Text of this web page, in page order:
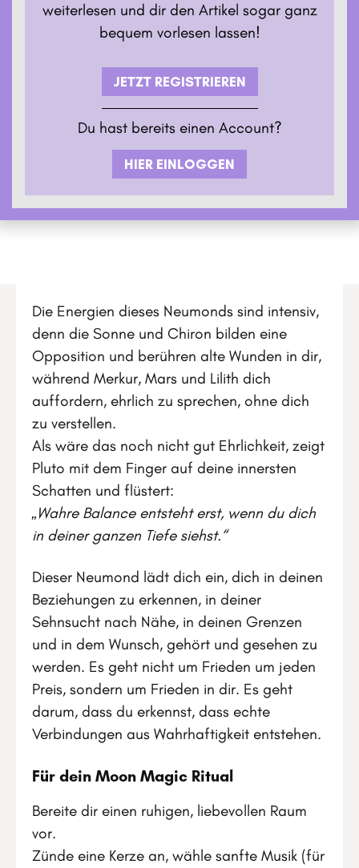
weiterlesen und dir den Artikel sogar ganz
bequem vorlesen lassen!
JETZT REGISTRIEREN
Du hast bereits einen Account?
HIER EINLOGGEN
Die Energien dieses Neumonds sind intensiv,
denn die Sonne und Chiron bilden eine
Opposition und berühren alte Wunden in dir,
während Merkur, Mars und Lilith dich
auffordern, ehrlich zu sprechen, ohne dich
zu verstellen.
Als wäre das noch nicht gut Ehrlichkeit, zeigt
Pluto mit dem Finger auf deine innersten
Schatten und flüstert:
„Wahre Balance entsteht erst, wenn du dich
in deiner ganzen Tiefe siehst.“
Dieser Neumond lädt dich ein, dich in deinen
Beziehungen zu erkennen, in deiner
Sehnsucht nach Nähe, in deinen Grenzen
und in dem Wunsch, gehört und gesehen zu
werden. Es geht nicht um Frieden um jeden
Preis, sondern um Frieden in dir. Es geht
darum, dass du erkennst, dass echte
Verbindungen aus Wahrhaftigkeit entstehen.
Für dein Moon Magic Ritual
Bereite dir einen ruhigen, liebevollen Raum
vor.
Zünde eine Kerze an, wähle sanfte Musik (für